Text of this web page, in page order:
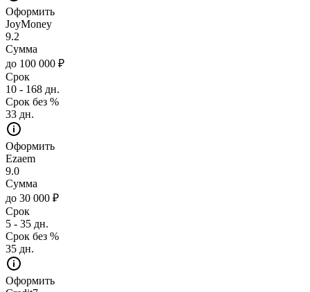
Оформить
JoyMoney
9.2
Сумма
до 100 000 ₽
Срок
10 - 168 дн.
Срок без %
33 дн.
Оформить
Ezaem
9.0
Сумма
до 30 000 ₽
Срок
5 - 35 дн.
Срок без %
35 дн.
Оформить